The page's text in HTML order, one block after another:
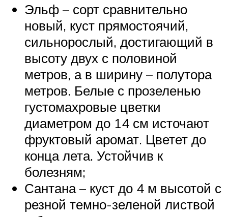
Эльф – сорт сравнительно
новый, куст прямостоячий,
сильнорослый, достигающий в
высоту двух с половиной
метров, а в ширину – полутора
метров. Белые с прозеленью
густомахровые цветки
диаметром до 14 см источают
фруктовый аромат. Цветет до
конца лета. Устойчив к
болезням;
Сантана – куст до 4 м высотой с
резной темно-зеленой листвой